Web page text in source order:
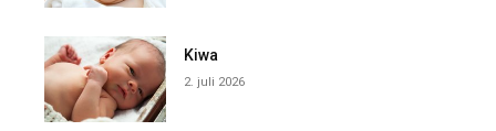
Kiwa
2. juli 2026